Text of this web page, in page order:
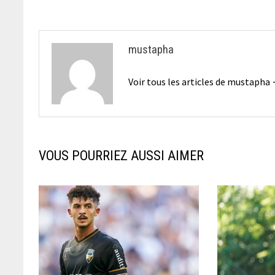
mustapha
Voir tous les articles de
VOUS POURRIEZ AUSSI AIMER